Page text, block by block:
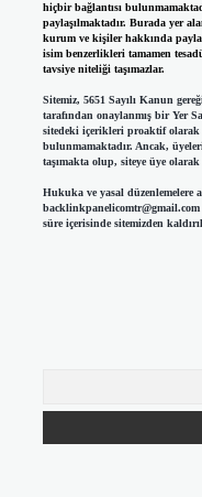
hiçbir bağlantısı
paylaşılmaktadır. Burada yer
kurum ve kişiler hakkında
isim benzerlikleri tamamen
tavsiye niteliği taşımazlar.
Sitemiz, 5651 Sayılı Kanun
tarafından onaylanmış bir Yer
sitedeki içerikleri proaktif olarak
bulunmamaktadır. Ancak,
taşımakta olup, siteye üye
Hukuka ve yasal düzenlemelere
backlinkpanelicomtr@gmail.com
süre içerisinde sitemizden